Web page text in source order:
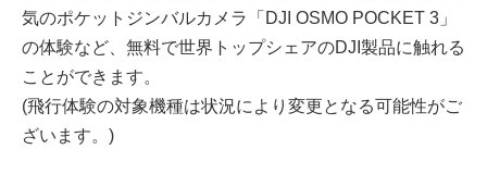
気のポケットジンバルカメラ「DJI OSMO POCKET 3」
の体験など、無料で世界トップシェアのDJI製品に触れる
ことができます。
(飛行体験の対象機種は状況により変更となる可能性がご
ざいます。)